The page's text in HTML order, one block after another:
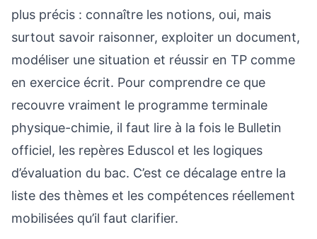
plus précis : connaître les notions, oui, mais
surtout savoir raisonner, exploiter un document,
modéliser une situation et réussir en TP comme
en exercice écrit. Pour comprendre ce que
recouvre vraiment le programme terminale
physique-chimie, il faut lire à la fois le Bulletin
officiel, les repères Eduscol et les logiques
d’évaluation du bac. C’est ce décalage entre la
liste des thèmes et les compétences réellement
mobilisées qu’il faut clarifier.